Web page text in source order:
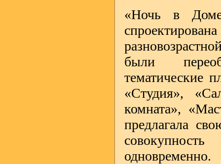
«Ночь в
были
тематические
«Студия»,
комната»,
предлагала
одновременно.